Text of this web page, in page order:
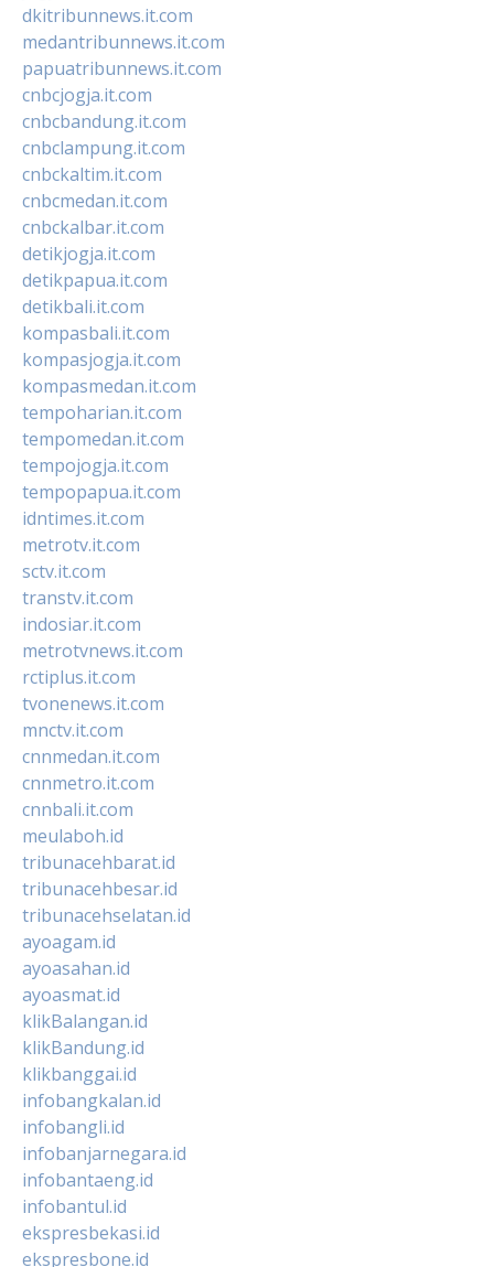
dkitribunnews.it.com
medantribunnews.it.com
papuatribunnews.it.com
cnbcjogja.it.com
cnbcbandung.it.com
cnbclampung.it.com
cnbckaltim.it.com
cnbcmedan.it.com
cnbckalbar.it.com
detikjogja.it.com
detikpapua.it.com
detikbali.it.com
kompasbali.it.com
kompasjogja.it.com
kompasmedan.it.com
tempoharian.it.com
tempomedan.it.com
tempojogja.it.com
tempopapua.it.com
idntimes.it.com
metrotv.it.com
sctv.it.com
transtv.it.com
indosiar.it.com
metrotvnews.it.com
rctiplus.it.com
tvonenews.it.com
mnctv.it.com
cnnmedan.it.com
cnnmetro.it.com
cnnbali.it.com
meulaboh.id
tribunacehbarat.id
tribunacehbesar.id
tribunacehselatan.id
ayoagam.id
ayoasahan.id
ayoasmat.id
klikBalangan.id
klikBandung.id
klikbanggai.id
infobangkalan.id
infobangli.id
infobanjarnegara.id
infobantaeng.id
infobantul.id
ekspresbekasi.id
ekspresbone.id